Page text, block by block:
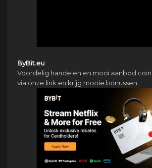
ByBit.eu
Voordelig handelen en mooi aanbod
via onze link en krijg mooie bonussen.